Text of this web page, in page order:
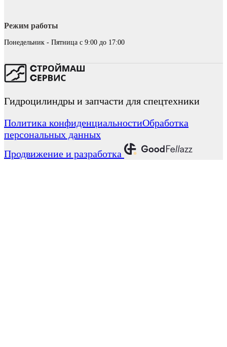
Режим работы
Понедельник - Пятница с 9:00 до 17:00
Гидроцилиндры и запчасти для спецтехники
Политика конфиденциальностиОбработка
персональных данных
Продвижение и разработка